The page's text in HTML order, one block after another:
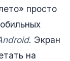
просто
. Экран
на